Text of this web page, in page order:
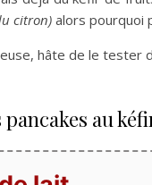
citron) alors pourquoi
hâte de le tester
au